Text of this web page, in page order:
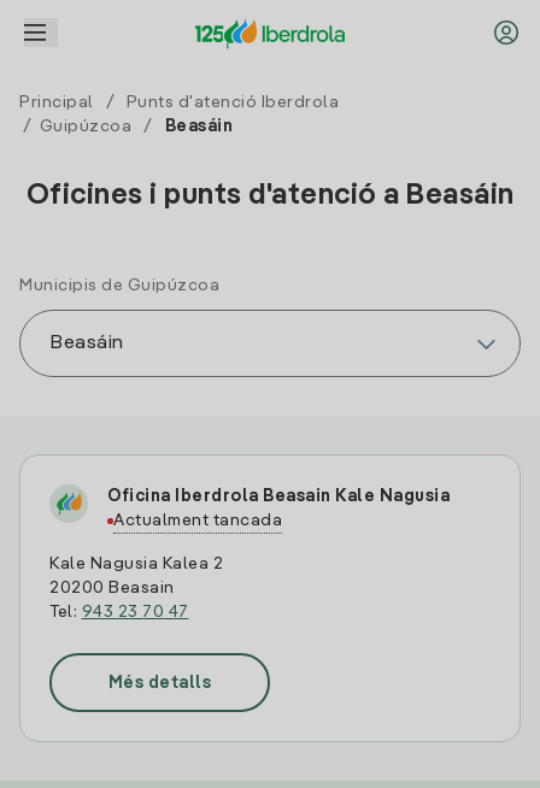
Principal /
Punts d'atenció Iberdrola
/
Guipúzcoa / Beasáin
Oficines i punts d'atenció a Beasáin
Municipis de Guipúzcoa
Oficina Iberdrola Beasain Kale Nagusia
Actualment tancada
Kale Nagusia Kalea 2
20200 Beasain
Tel: 943 23 70 47
Més detalls